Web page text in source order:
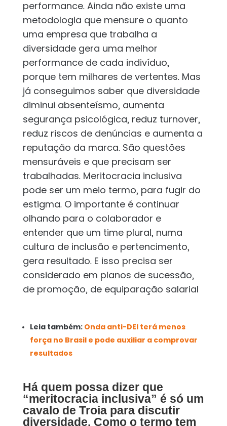
performance. Ainda não existe uma
metodologia que mensure o quanto
uma empresa que trabalha a
diversidade gera uma melhor
performance de cada indivíduo,
porque tem milhares de vertentes. Mas
já conseguimos saber que diversidade
diminui absenteísmo, aumenta
segurança psicológica, reduz turnover,
reduz riscos de denúncias e aumenta a
reputação da marca. São questões
mensuráveis e que precisam ser
trabalhadas. Meritocracia inclusiva
pode ser um meio termo, para fugir do
estigma. O importante é continuar
olhando para o colaborador e
entender que um time plural, numa
cultura de inclusão e pertencimento,
gera resultado. E isso precisa ser
considerado em planos de sucessão,
de promoção, de equiparação salarial
Leia também: Onda anti-DEI terá menos
força no Brasil e pode auxiliar a comprovar
resultados
Há quem possa dizer que
“meritocracia inclusiva” é só um
cavalo de Troia para discutir
diversidade. Como o termo tem